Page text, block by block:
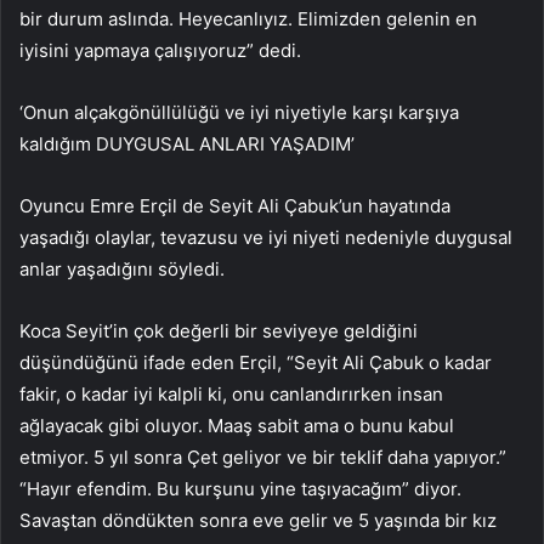
bir durum aslında. Heyecanlıyız. Elimizden gelenin en
iyisini yapmaya çalışıyoruz” dedi.
‘Onun alçakgönüllülüğü ve iyi niyetiyle karşı karşıya
kaldığım DUYGUSAL ANLARI YAŞADIM’
Oyuncu Emre Erçil de Seyit Ali Çabuk’un hayatında
yaşadığı olaylar, tevazusu ve iyi niyeti nedeniyle duygusal
anlar yaşadığını söyledi.
Koca Seyit’in çok değerli bir seviyeye geldiğini
düşündüğünü ifade eden Erçil, “Seyit Ali Çabuk o kadar
fakir, o kadar iyi kalpli ki, onu canlandırırken insan
ağlayacak gibi oluyor. Maaş sabit ama o bunu kabul
etmiyor. 5 yıl sonra Çet geliyor ve bir teklif daha yapıyor.”
“Hayır efendim. Bu kurşunu yine taşıyacağım” diyor.
Savaştan döndükten sonra eve gelir ve 5 yaşında bir kız